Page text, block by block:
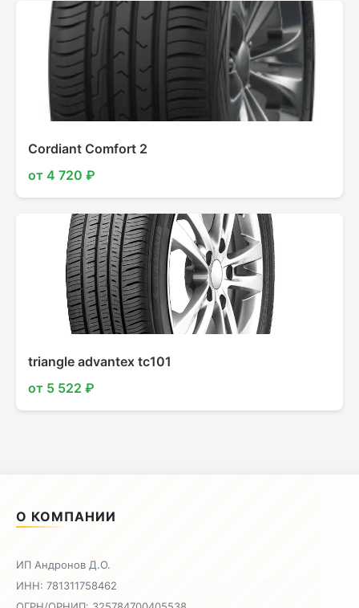
Cordiant Comfort 2
от 4 720 ₽
triangle advantex tc101
от 5 522 ₽
О КОМПАНИИ
ИП Андронов Д.О.
ИНН: 781311758462